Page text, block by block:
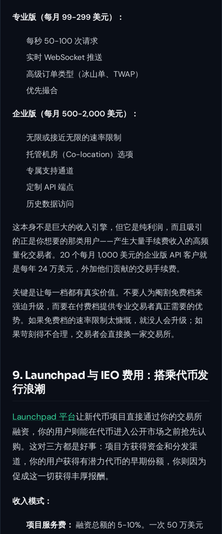
专业版（每月 99-299 美元）：
每秒 50-100 次请求
实时 WebSocket 推送
高级订单类型（冰山单、TWAP）
优先撮合
企业版（每月 500-2,000 美元）：
无限或接近无限的速率限制
托管机房（Co-location）选项
专属支持通道
定制 API 端点
历史数据访问
这本身不是巨大的收入引擎，但它是纯利润，而且吸引
的正是你想要的那类用户——产生大量手续费收入的高频
量化交易者。20 个每月 1,000 美元的企业版 API 客户就
是每年 24 万美元，外加他们贡献的交易手续费。
关键是让每一档都有真实价值。不要人为阉割免费档来
强迫升级，而要在付费档提供专业交易者真正需要的优
势。如果免费档的速率限制太慷慨，就没人会升级；如
果苛刻得不合理，交易者会直接换一家交易所。
9. Launchpad 与 IEO 费用：搭乘代币发
行浪潮
Launchpad 平台让新代币项目直接通过你的交易所
融资，你的用户则能在代币进入公开市场之前抢先认
购。这对三方都是好事：项目方获得资金和分发渠
道，你的用户获得有潜力代币的早期份额，你则因为
促成这一切获得丰厚报酬。
收入模式：
项目服务费： 融资总额的 5-10%。一次 50 万美元